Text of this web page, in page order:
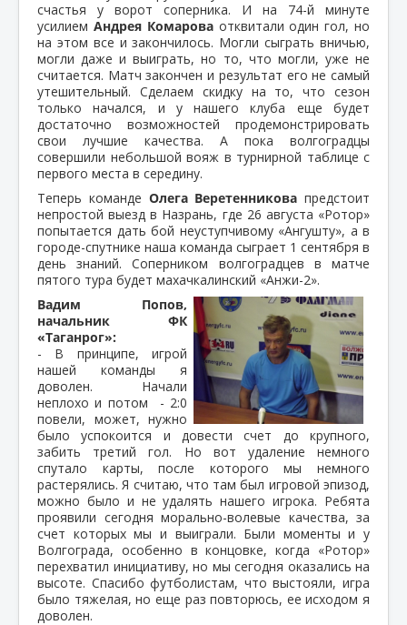
счастья у ворот соперника. И на 74-й минуте
усилием Андрея Комароваотквитали один гол, но
на этом все и закончилось. Могли сыграть вничью,
могли даже и выиграть, но то, что могли, уже не
считается. Матч закончен и результат его не самый
утешительный. Сделаем скидку на то, что сезон
только начался, и у нашего клуба еще будет
достаточно возможностей продемонстрировать
свои лучшие качества. А пока волгоградцы
совершили небольшой вояж в турнирной таблице с
первого места в середину.
Теперь команде Олега Веретенникова предстоит
непростой выезд в Назрань, где 26 августа «Ротор»
попытается дать бой неуступчивому «Ангушту», а в
городе-спутнике наша команда сыграет 1 сентября в
день знаний. Соперником волгоградцев в матче
пятого тура будет махачкалинский «Анжи-2».
Вадим Попов,
начальник ФК
«Таганрог»:
- В принципе, игрой
нашей команды я
доволен. Начали
неплохо и потом - 2:0
повели, может, нужно
было успокоится и довести счет до крупного,
забить третий гол. Но вот удаление немного
спутало карты, после которого мы немного
растерялись. Я считаю, что там был игровой эпизод,
можно было и не удалять нашего игрока. Ребята
проявили сегодня морально-волевые качества, за
счет которых мы и выиграли. Были моменты и у
Волгограда, особенно в концовке, когда «Ротор»
перехватил инициативу, но мы сегодня оказались на
высоте. Спасибо футболистам, что выстояли, игра
было тяжелая, но еще раз повторюсь, ее исходом я
доволен.